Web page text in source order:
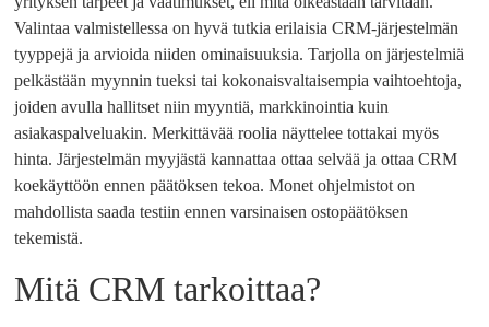
Valintaa valmistellessa on hyvä tutkia erilaisia ​​CRM-järjestelmän
tyyppejä ja arvioida niiden ominaisuuksia. Tarjolla on järjestelmiä
pelkästään myynnin tueksi tai kokonaisvaltaisempia vaihtoehtoja,
joiden avulla hallitset niin myyntiä, markkinointia kuin
asiakaspalveluakin. Merkittävää roolia näyttelee tottakai myös
hinta. Järjestelmän myyjästä kannattaa ottaa selvää ja ottaa CRM
koekäyttöön ennen päätöksen tekoa. Monet ohjelmistot on
mahdollista saada testiin ennen varsinaisen ostopäätöksen
tekemistä.
Mitä CRM tarkoittaa?